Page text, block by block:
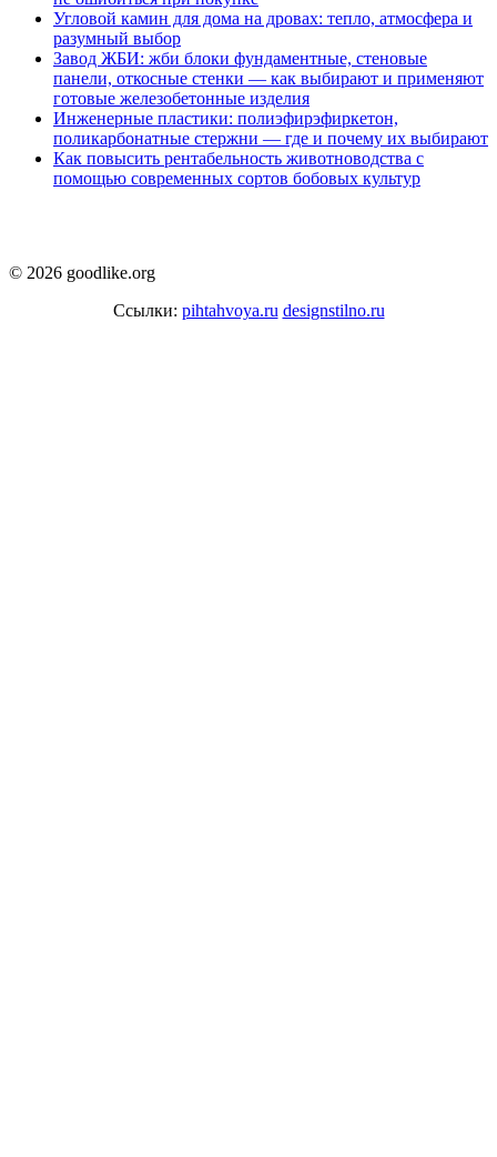
Угловой камин для дома на дровах: тепло, атмосфера и
разумный выбор
Завод ЖБИ: жби блоки фундаментные, стеновые
панели, откосные стенки — как выбирают и применяют
готовые железобетонные изделия
Инженерные пластики: полиэфирэфиркетон,
поликарбонатные стержни — где и почему их выбирают
Как повысить рентабельность животноводства с
помощью современных сортов бобовых культур
© 2026 goodlike.org
Ссылки: pihtahvoya.ru designstilno.ru